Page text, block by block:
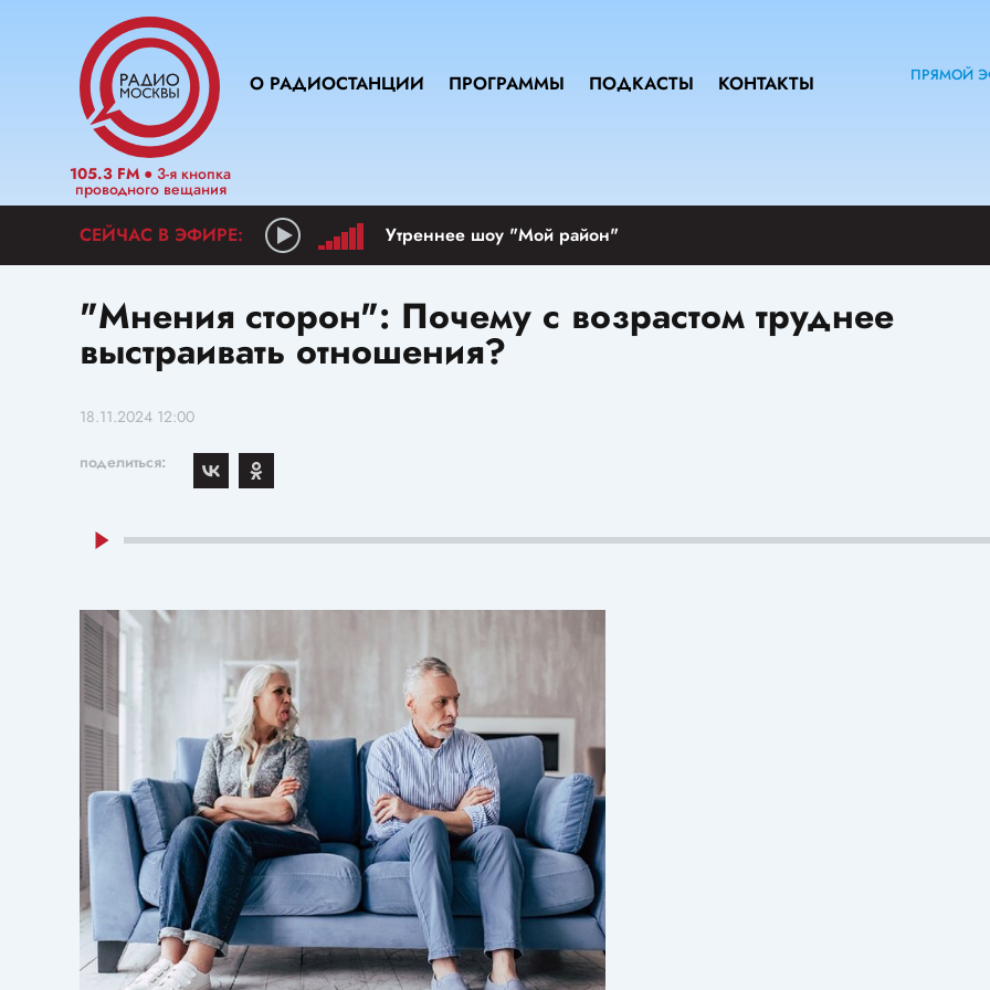
105.3 FM ● 3-я кнопка
проводного вещания
О РАДИОСТАНЦИИ ПРОГРАММЫ ПОДКАСТЫ КОНТАКТЫ ПРЯМОЙ
Утреннее шоу "Мой район"
"Мнения сторон": Почему с возрастом труднее
выстраивать отношения?
18.11.2024 12:00
поделиться: